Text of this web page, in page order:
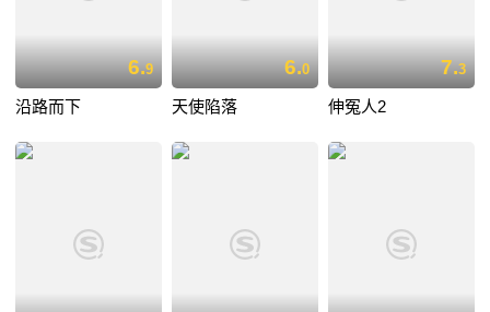
6.9
沿路而下
6.0
天使陷落
7.3
伸冤人2